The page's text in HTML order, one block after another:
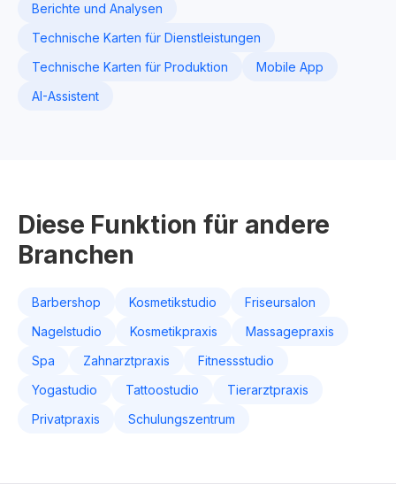
Berichte und Analysen
Technische Karten für Dienstleistungen
Technische Karten für Produktion
Mobile App
AI-Assistent
Diese Funktion für andere
Branchen
Barbershop Kosmetikstudio
Friseursalon
Nagelstudio
Kosmetikpraxis
Massagepraxis
Spa
Zahnarztpraxis
Fitnessstudio
Yogastudio
Tattoostudio
Tierarztpraxis
Privatpraxis
Schulungszentrum